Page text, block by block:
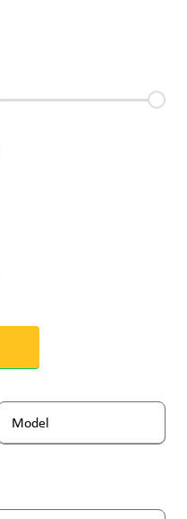
Model